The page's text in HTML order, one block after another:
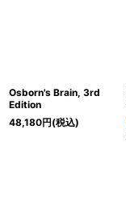
Osborn's Brain, 3rd
Edition
48,180円(税込)